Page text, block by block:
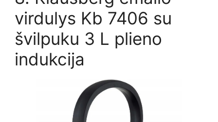
virdulys Kb 7406 su
švilpuku 3 L plieno
indukcija